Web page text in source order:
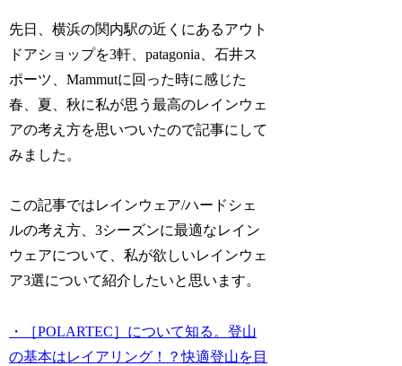
先日、横浜の関内駅の近くにあるアウト
ドアショップを3軒、patagonia、石井ス
ポーツ、Mammutに回った時に感じた
春、夏、秋に私が思う最高のレインウェ
アの考え方を思いついたので記事にして
みました。
この記事ではレインウェア/ハードシェ
ルの考え方、3シーズンに最適なレイン
ウェアについて、私が欲しいレインウェ
ア3選について紹介したいと思います。
・［POLARTEC］について知る。登山
の基本はレイアリング！？快適登山を目